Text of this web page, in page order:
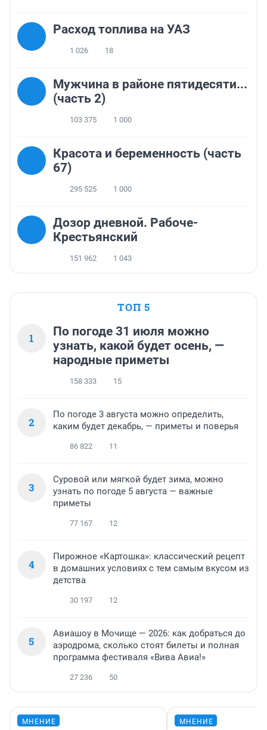
Расход топлива на УАЗ
1 026 18
Мужчина в районе пятидесяти...
(часть 2)
103 375 1 000
Красота и беременность (часть
67)
295 525 1 000
Дозор дневной. Рабоче-
Крестьянский
151 962 1 043
ТОП 5
1
По погоде 31 июля можно
узнать, какой будет осень, —
народные приметы
158 333 15
2
По погоде 3 августа можно определить,
каким будет декабрь, — приметы и поверья
86 822 11
3
Суровой или мягкой будет зима, можно
узнать по погоде 5 августа — важные
приметы
77 167 12
4
Пирожное «Картошка»: классический рецепт
в домашних условиях с тем самым вкусом из
детства
30 197 12
5
Авиашоу в Мочище — 2026: как добраться до
аэродрома, сколько стоят билеты и полная
программа фестиваля «Вива Авиа!»
27 236 50
МНЕНИЕ МНЕНИЕ